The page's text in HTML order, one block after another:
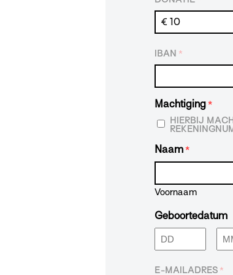
IBAN *
Machtiging *
HIERBIJ
Naam *
Voornaam
Geboortedatum
Dag
E-MAILADRES *